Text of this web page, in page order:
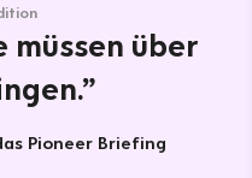
müssen über
Pioneer Briefing